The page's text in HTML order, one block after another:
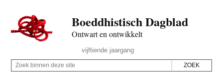
naar
de
inhoud
secondary
naar
de
sidebar
naar
de
Boeddhistisch Dagblad
Ontwart en ontwikkelt
Rechts
vijftiende jaargang
Z
Z